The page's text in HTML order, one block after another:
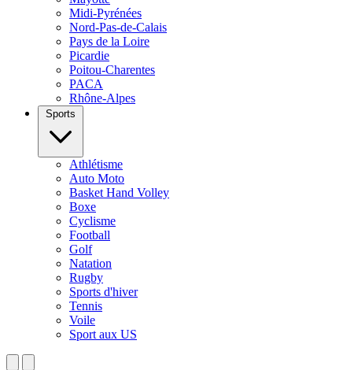
Midi-Pyrénées
Nord-Pas-de-Calais
Pays de la Loire
Picardie
Poitou-Charentes
PACA
Rhône-Alpes
Sports
Athlétisme
Auto Moto
Basket Hand Volley
Boxe
Cyclisme
Football
Golf
Natation
Rugby
Sports d'hiver
Tennis
Voile
Sport aux US